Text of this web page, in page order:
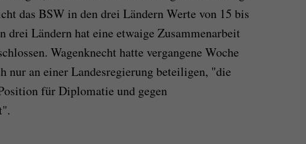
das BSW in den drei Ländern Werte von 15 bis
drei Ländern hat eine etwaige Zusammenarbeit
Wagenknecht hatte vergangene Woche
nur an einer Landesregierung beteiligen, "die
für Diplomatie und gegen